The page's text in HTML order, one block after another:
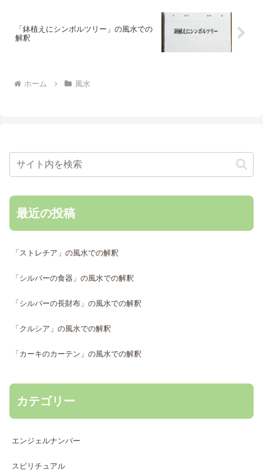
「鉢植えにシンボルツリー」の風水での
解釈
ホーム 風水
最近の投稿
「ストレチア」の風水での解釈
「シルバーの食器」の風水での解釈
「シルバーの長財布」の風水での解釈
「クルシア」の風水での解釈
「カーキのカーテン」の風水での解釈
カテゴリー
エンジェルナンバー
スピリチュアル